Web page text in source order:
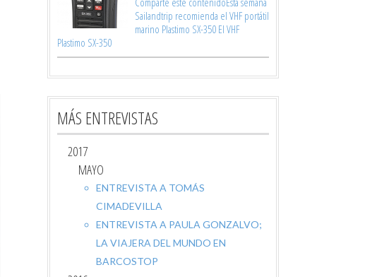
Sailandtrip recomienda el VHF portátil
marino Plastimo SX-350 El VHF
Plastimo SX-350
MÁS ENTREVISTAS
2017
MAYO
ENTREVISTA A TOMÁS
CIMADEVILLA
ENTREVISTA A PAULA GONZALVO;
LA VIAJERA DEL MUNDO EN
BARCOSTOP